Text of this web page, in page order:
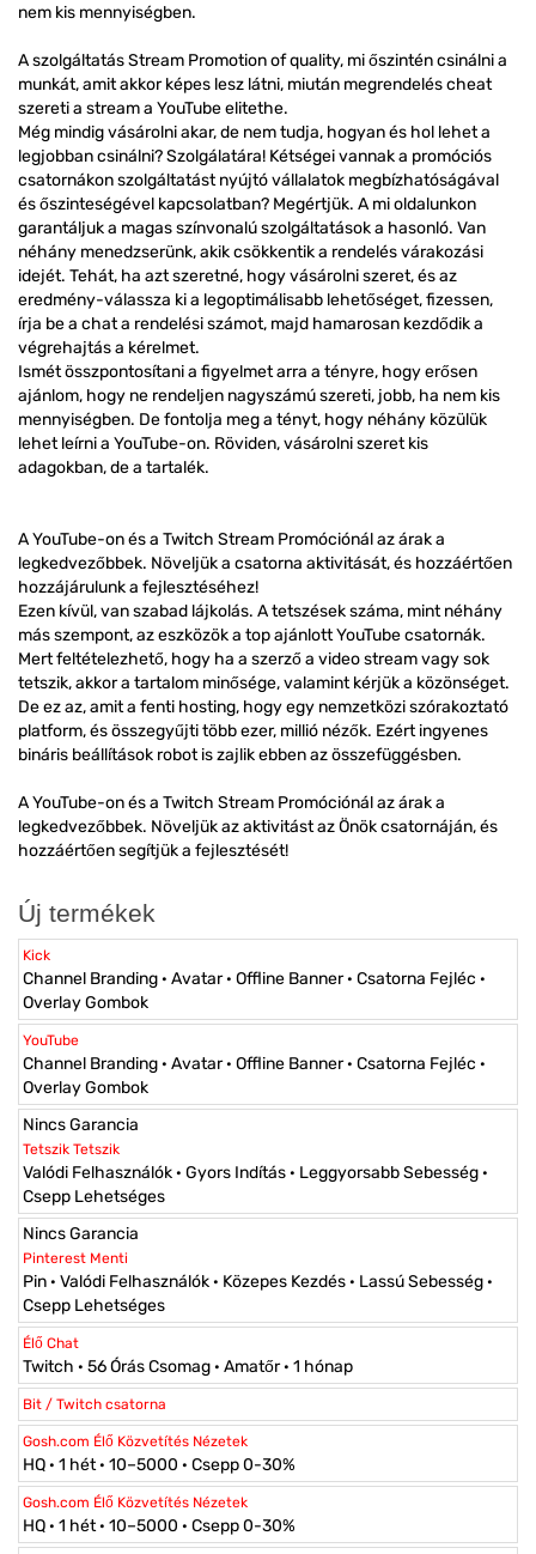
nem kis mennyiségben.
A szolgáltatás Stream Promotion of quality, mi őszintén csinálni a
munkát, amit akkor képes lesz látni, miután megrendelés cheat
szereti a stream a YouTube elitethe.
Még mindig vásárolni akar, de nem tudja, hogyan és hol lehet a
legjobban csinálni? Szolgálatára! Kétségei vannak a promóciós
csatornákon szolgáltatást nyújtó vállalatok megbízhatóságával
és őszinteségével kapcsolatban? Megértjük. A mi oldalunkon
garantáljuk a magas színvonalú szolgáltatások a hasonló. Van
néhány menedzserünk, akik csökkentik a rendelés várakozási
idejét. Tehát, ha azt szeretné, hogy vásárolni szeret, és az
eredmény-válassza ki a legoptimálisabb lehetőséget, fizessen,
írja be a chat a rendelési számot, majd hamarosan kezdődik a
végrehajtás a kérelmet.
Ismét összpontosítani a figyelmet arra a tényre, hogy erősen
ajánlom, hogy ne rendeljen nagyszámú szereti, jobb, ha nem kis
mennyiségben. De fontolja meg a tényt, hogy néhány közülük
lehet leírni a YouTube-on. Röviden, vásárolni szeret kis
adagokban, de a tartalék.
A YouTube-on és a Twitch Stream Promóciónál az árak a
legkedvezőbbek. Növeljük a csatorna aktivitását, és hozzáértően
hozzájárulunk a fejlesztéséhez!
Ezen kívül, van szabad lájkolás. A tetszések száma, mint néhány
más szempont, az eszközök a top ajánlott YouTube csatornák.
Mert feltételezhető, hogy ha a szerző a video stream vagy sok
tetszik, akkor a tartalom minősége, valamint kérjük a közönséget.
De ez az, amit a fenti hosting, hogy egy nemzetközi szórakoztató
platform, és összegyűjti több ezer, millió nézők. Ezért ingyenes
bináris beállítások robot is zajlik ebben az összefüggésben.
A YouTube-on és a Twitch Stream Promóciónál az árak a
legkedvezőbbek. Növeljük az aktivitást az Önök csatornáján, és
hozzáértően segítjük a fejlesztését!
Új termékek
Kick
Channel Branding · Avatar · Offline Banner · Csatorna Fejléc ·
Overlay Gombok
YouTube
Channel Branding · Avatar · Offline Banner · Csatorna Fejléc ·
Overlay Gombok
Nincs Garancia
Tetszik Tetszik
Valódi Felhasználók · Gyors Indítás · Leggyorsabb Sebesség ·
Csepp Lehetséges
Nincs Garancia
Pinterest Menti
Pin · Valódi Felhasználók · Közepes Kezdés · Lassú Sebesség ·
Csepp Lehetséges
Élő Chat
Twitch · 56 Órás Csomag · Amatőr · 1 hónap
Bit / Twitch csatorna
Gosh.com Élő Közvetítés Nézetek
HQ · 1 hét · 10–5000 · Csepp 0-30%
Gosh.com Élő Közvetítés Nézetek
HQ · 1 hét · 10–5000 · Csepp 0-30%